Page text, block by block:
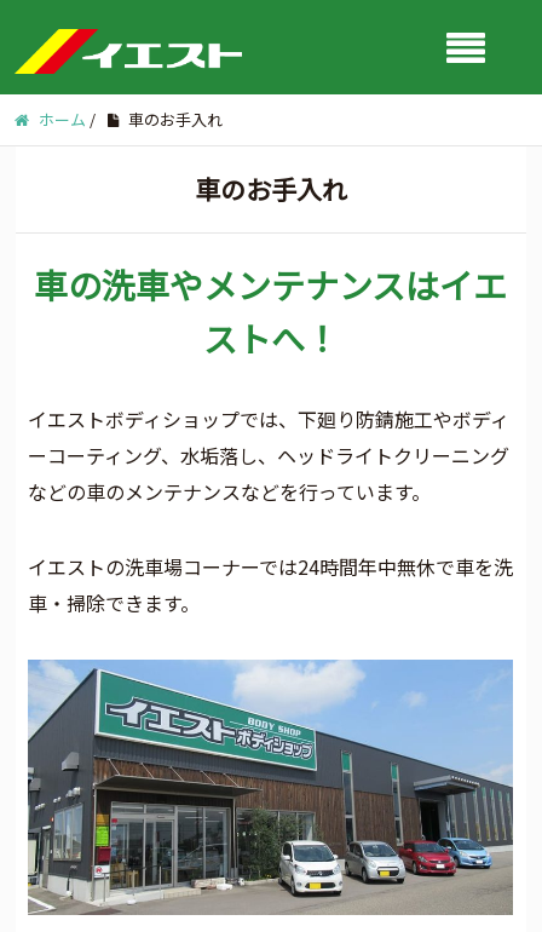
ホーム / 車のお手入れ
車のお手入れ
車の洗車やメンテナンスはイエ
ストへ！
イエストボディショップでは、下廻り防錆施工やボディ
ーコーティング、水垢落し、ヘッドライトクリーニング
などの車のメンテナンスなどを行っています。
イエストの洗車場コーナーでは24時間年中無休で車を洗
車・掃除できます。